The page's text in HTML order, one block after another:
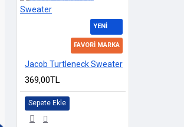
YENI
FAVORI MARKA
Jacob Turtleneck Sweater
369,00TL
Sepete Ekle